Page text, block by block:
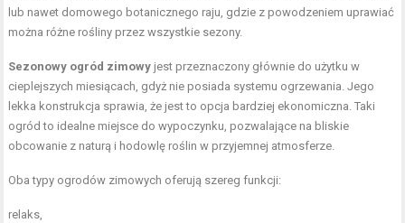
lub nawet domowego botanicznego raju, gdzie z powodzeniem uprawiać
można różne rośliny przez wszystkie sezony.
Sezonowy ogród zimowy jest przeznaczony głównie do użytku w
cieplejszych miesiącach, gdyż nie posiada systemu ogrzewania. Jego
lekka konstrukcja sprawia, że jest to opcja bardziej ekonomiczna. Taki
ogród to idealne miejsce do wypoczynku, pozwalające na bliskie
obcowanie z naturą i hodowlę roślin w przyjemnej atmosferze.
Oba typy ogrodów zimowych oferują szereg funkcji:
relaks,